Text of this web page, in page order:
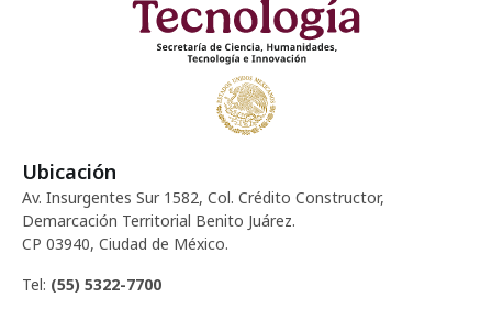
Ubicación
Av. Insurgentes Sur 1582, Col. Crédito Constructor,
Demarcación Territorial Benito Juárez.
CP 03940, Ciudad de México.
Tel: (55) 5322-7700